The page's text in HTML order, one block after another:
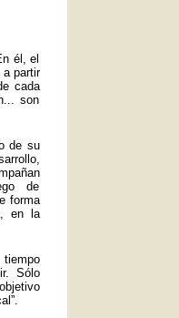
él, el
partir
cada
son
de su
de
forma
en la
tiempo
Sólo